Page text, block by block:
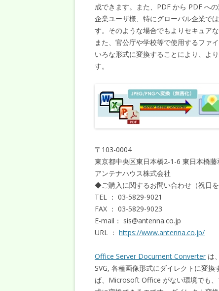
成できます。また、PDF から PDF への
企業ユーザ様、特にグローバル企業で
す。そのような場合でもよりセキュア
また、官公庁や学校等で使用するファ
いろな形式に変換することにより、よ
す。
〒103-0004
東京都中央区東日本橋2-1-6 東日本橋藤
アンテナハウス株式会社
◆ご購入に関するお問い合わせ（祝日を
TEL ： 03-5829-9021
FAX ： 03-5829-9023
E-mail： sis@antenna.co.jp
URL ： https://www.antenna.co.jp/
Office Server Document Converter は
SVG, 各種画像形式にダイレクトに変
ば、Microsoft Office がない環境でも